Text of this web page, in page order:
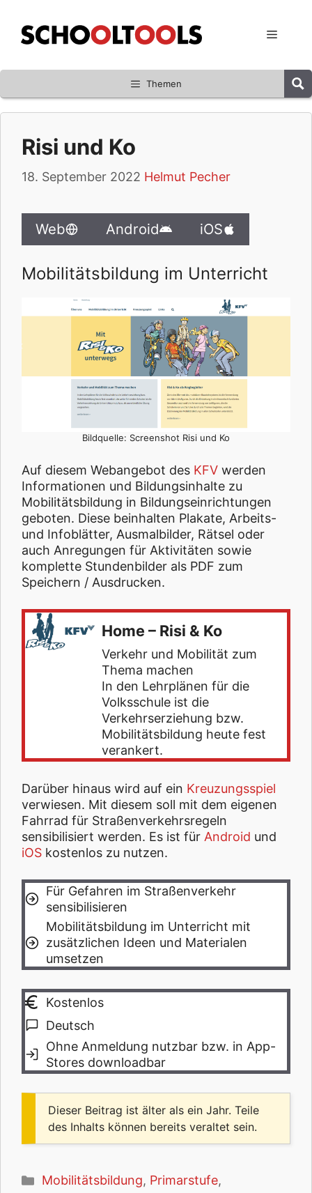
Inhalt
springen
Menü
Themen
Risi und Ko
18. September 2022 Helmut Pecher
Web Android iOS
Mobilitätsbildung im Unterricht
Bildquelle: Screenshot Risi und Ko
Auf diesem Webangebot des KFV werden
Informationen und Bildungsinhalte zu
Mobilitätsbildung in Bildungseinrichtungen
geboten. Diese beinhalten Plakate, Arbeits-
und Infoblätter, Ausmalbilder, Rätsel oder
auch Anregungen für Aktivitäten sowie
komplette Stundenbilder als PDF zum
Speichern / Ausdrucken.
Home – Risi & Ko
Verkehr und Mobilität zum
Thema machen
In den Lehrplänen für die
Volksschule ist die
Verkehrserziehung bzw.
Mobilitätsbildung heute fest
verankert.
Darüber hinaus wird auf ein Kreuzungsspiel
verwiesen. Mit diesem soll mit dem eigenen
Fahrrad für Straßenverkehrsregeln
sensibilisiert werden. Es ist für Android und
iOS kostenlos zu nutzen.
Für Gefahren im Straßenverkehr
sensibilisieren
Mobilitätsbildung im Unterricht mit
zusätzlichen Ideen und Materialen
umsetzen
Kostenlos
Deutsch
Ohne Anmeldung nutzbar bzw. in App-
Stores downloadbar
Dieser Beitrag ist älter als ein Jahr. Teile
des Inhalts können bereits veraltet sein.
Kategorien
Mobilitätsbildung, Primarstufe,